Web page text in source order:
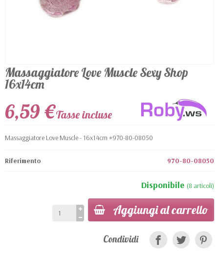
Massaggiatore Love Muscle Sexy Shop
16x14cm
6,59 €Tasse incluse
Massaggiatore Love Muscle - 16x14cm #970-80-08050
Riferimento 970-80-08050
Disponibile (8 articoli)
Aggiungi al carrello
Condividi